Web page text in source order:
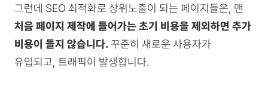
그런데 SEO 최적화로 상위노출이 되는 페이지들은, 맨
처음 페이지 제작에 들어가는 초기 비용을 제외하면 추가
비용이 들지 않습니다. 꾸준히 새로운 사용자가
유입되고, 트래픽이 발생합니다.